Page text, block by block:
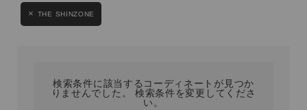
THE SHINZONE
検索条件に該当するコーディネートが見つか
りませんでした。 検索条件を変更してくださ
い。